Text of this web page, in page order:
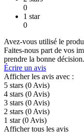
0
1 star
0
Avez-vous utilisé le
Faites-nous part de vos
prendre la bonne décision.
Écrire un avis
Afficher les avis avec :
5 stars (0Avis)
4 stars (0Avis)
3 stars (0Avis)
2 stars (0Avis)
1 star (0Avis)
Afficher tous les avis